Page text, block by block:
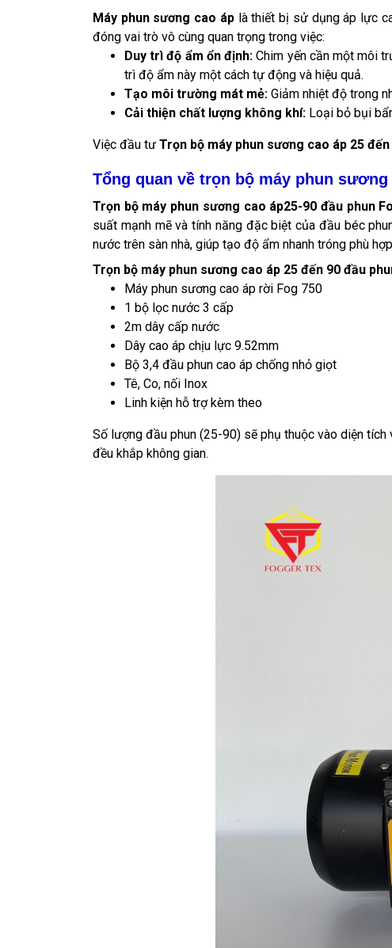
Máy phun sương cao áplà thiết bị sử dụng áp lực
đóng vai trò vô cùng quan trọng trong việc:
Duy trì độ ẩm ổn định: Chim yến cần một môi
trì độ ẩm này một cách tự động và hiệu quả.
Tạo môi trường mát mẻ: Giảm nhiệt độ trong
Cải thiện chất lượng không khí: Loại bỏ bụi
Việc đầu tư Trọn bộ máy phun sương cao áp 25
Tổng quan về trọn bộ máy phun sương
Trọn bộ máy phun sương cao áp25-90 đầu phun
suất mạnh mẽ và tính năng đặc biệt của đầu béc
nước trên sàn nhà, giúp tạo độ ẩm nhanh tróng phù
Trọn bộ máy phun sương cao áp 25 đến 90 đầu
Máy phun sương cao áp rời Fog 750
1 bộ lọc nước 3 cấp
2m dây cấp nước
Dây cao áp chịu lực 9.52mm
Bộ 3,4 đầu phun cao áp chống nhỏ giọt
Tê, Co, nối Inox
Linh kiện hỗ trợ kèm theo
Số lượng đầu phun (25-90) sẽ phụ thuộc vào diện
đều khắp không gian.